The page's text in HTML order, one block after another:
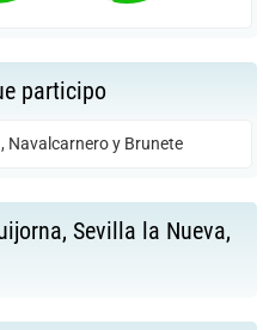
participo
Navalcarnero y Brunete
Sevilla la Nueva,